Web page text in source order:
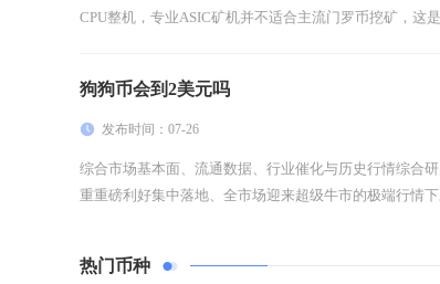
CPU整机，专业ASIC矿机并不适合主流门罗币挖矿，这
狗狗币会到2美元吗
发布时间：07-26
综合市场基本面、流通数据、行业催化与历史行情综合
重重磅利好集中落地、全市场迎来超级牛市的极端行情
热门币种